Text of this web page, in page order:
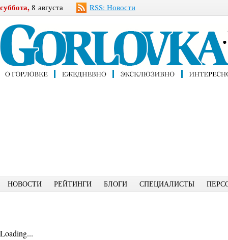
суббота, 8 августа RSS: Новости
НОВОСТИ РЕЙТИНГИ БЛОГИ СПЕЦИАЛИСТЫ
Loading...